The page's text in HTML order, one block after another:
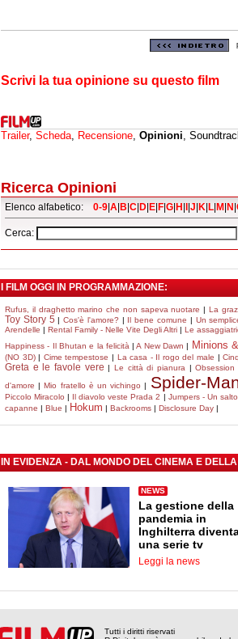
Scrivi la tua opinione su questo film
Trailer, Scheda, Recensione, Opinioni,
Ricerca Opinioni
Elenco alfabetico: 0-9 A B C D E F G H J K L M N
Cerca:
I FILM OGGI IN PROGRAMMAZIONE:
Rufus, il draghetto marino che non sapeva nuotare | La
Toy Story 5 |Cos'è l'amore? | Il bene comune | Un
Arendelle |Rental Family - Nelle Vite Degli Altri |Le
Happiness - Il Bhutan e la felicità |A New Dawn | Minions
(NO 3D)| Cime tempestose | La casa - Il rogo del male |
Greta e le favole vere | Le città di pianura |Obsession
d'amore |Mio fratello è un vichingo | Spider-
Piccolo Miracolo | Il diavolo veste Prada 2 | Jumpers - Un
capanne | Blue | Hokum | Backrooms | Disclosure Day |
IN EVIDENZA - DAL MONDO DEL CINEMA E
NEWS
La gestione della
pandemia in
Inghilterra
una serie tv
Leggi la news
Tutti i diritti riservati